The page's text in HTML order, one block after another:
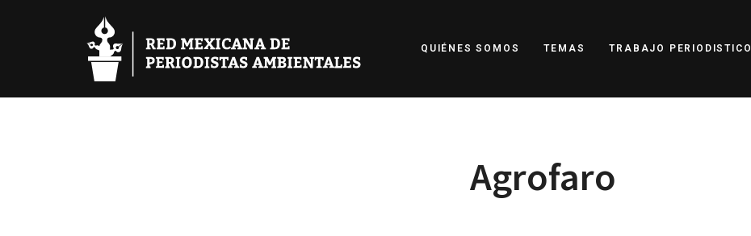
REMPA
QUIÉNES SOMOS TEMAS TRABAJO PERIODISTICO
Agrofaro